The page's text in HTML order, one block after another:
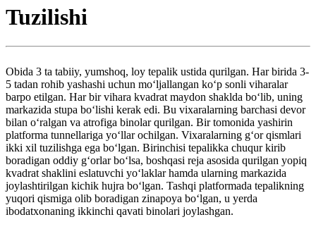
Tuzilishi
Obida 3 ta tabiiy, yumshoq, loy tepalik ustida qurilgan. Har birida 3-
5 tadan rohib yashashi uchun moʻljallangan koʻp sonli viharalar
barpo etilgan. Har bir vihara kvadrat maydon shaklda boʻlib, uning
markazida stupa boʻlishi kerak edi. Bu vixaralarning barchasi devor
bilan oʻralgan va atrofiga binolar qurilgan. Bir tomonida yashirin
platforma tunnellariga yoʻllar ochilgan. Vixaralarning gʻor qismlari
ikki xil tuzilishga ega boʻlgan. Birinchisi tepalikka chuqur kirib
boradigan oddiy gʻorlar boʻlsa, boshqasi reja asosida qurilgan yopiq
kvadrat shaklini eslatuvchi yoʻlaklar hamda ularning markazida
joylashtirilgan kichik hujra boʻlgan. Tashqi platformada tepalikning
yuqori qismiga olib boradigan zinapoya boʻlgan, u yerda
ibodatxonaning ikkinchi qavati binolari joylashgan.